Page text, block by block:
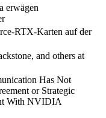
erwägen
RTX-Karten auf der
and others at
Has Not
or Strategic
With NVIDIA